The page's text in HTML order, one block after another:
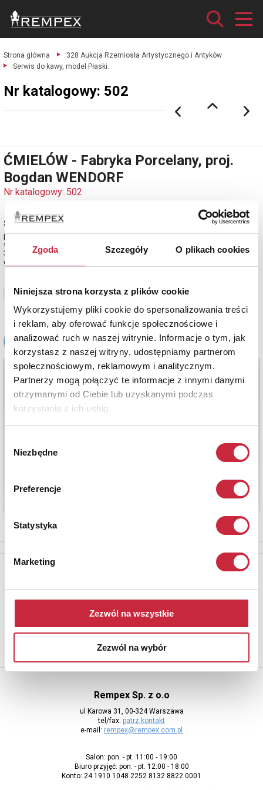
Zgoda Szczegóły O plikach cookies
Niniejsza strona korzysta z plików cookie
Wykorzystujemy pliki cookie do spersonalizowania treści
i reklam, aby oferować funkcje społecznościowe i
analizować ruch w naszej witrynie. Informacje o tym, jak
korzystasz z naszej witryny, udostępniamy partnerom
społecznościowym, reklamowym i analitycznym.
Partnerzy mogą połączyć te informacje z innymi danymi
otrzymanymi od Ciebie lub uzyskanymi podczas
korzystania z ich usług.
zgody
Niezbędne
Preferencje
Statystyka
Marketing
Zezwól na wszystkie
Zezwól na wybór
Strona główna
328 Aukcja Rzemiosła Artystycznego i Antyków
Serwis do kawy, model Płaski.
Nr katalogowy: 502
ĆMIELÓW - Fabryka Porcelany, proj.
Bogdan WENDORF
Nr katalogowy: 502
Serwis do kawy, model Płaski
porcelana, druk barwny, złocenia; Polska,
sklep (skład) i malarnia porcelany Kazimierza Lewickiego we Lwowie, lata
30. XX w.
estymacja: 11 000 - 13 000 zł
Zobacz pełne informacje
Aby otrzymywać informacje o nowych aukcjach, prosimy podać
adres e-mail
Rempex Sp. z o.o
ul Karowa 31, 00-324 Warszawa
tel/fax: patrz kontakt
e-mail: rempex@rempex.com.pl
Salon: pon. - pt. 11:00 - 19:00
Biuro przyjęć: pon. - pt. 12:00 - 18:00
Konto: 24 1910 1048 2252 8132 8822 0001